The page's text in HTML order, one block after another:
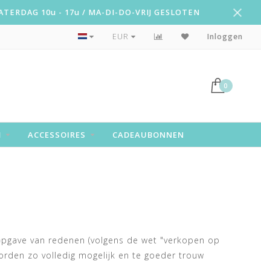
10u - 17u / MA-DI-DO-VRIJ GESLOTEN
Snelle levering!
EUR Inloggen
0
ACCESSOIRES CADEAUBONNEN
van redenen (volgens de wet "verkopen op
zo volledig mogelijk en te goeder trouw